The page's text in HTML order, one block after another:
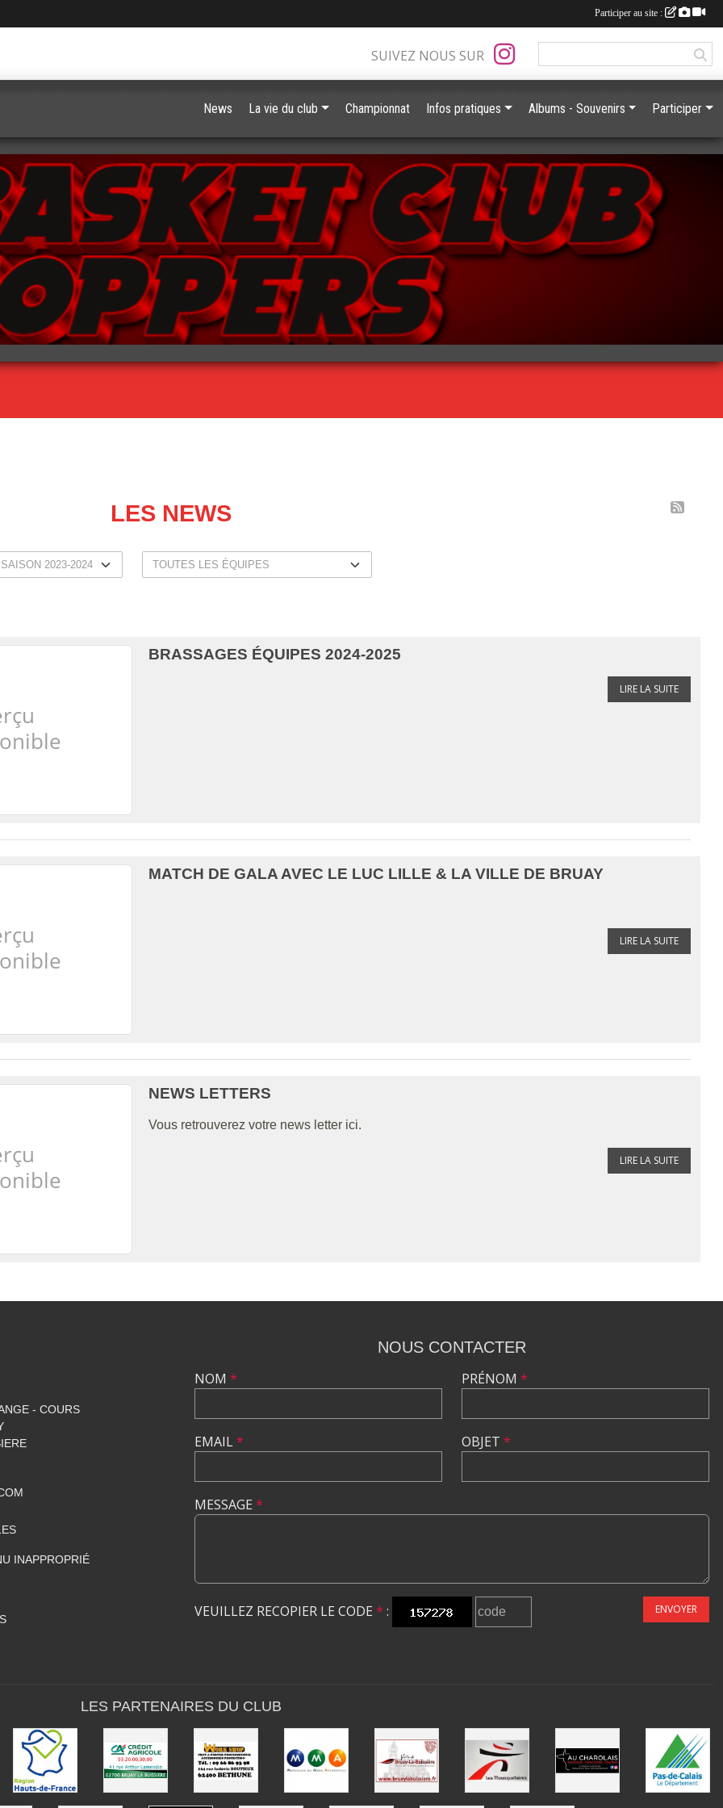
LES NEWS
BRASSAGES ÉQUIPES 2024-2025
LIRE LA SUITE
MATCH DE GALA AVEC LE LUC LILLE & LA VILLE DE BRUAY
LIRE LA SUITE
NEWS LETTERS
Vous retrouverez votre news letter ici.
LIRE LA SUITE
SUIVEZ NOUS SUR
News La vie du club Championnat Infos pratiques Albums - Souvenirs Participer
- COURS
INAPPROPRIÉ
NOUS CONTACTER
NOM *
EMAIL*
PRÉNOM *
OBJET *
MESSAGE *
VEUILLEZ RECOPIER LE CODE * : ENVOYER
LES PARTENAIRES DU CLUB
Participer au site :